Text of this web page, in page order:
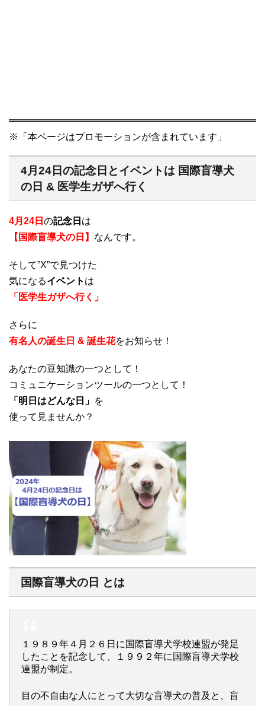
※「本ページはプロモーションが含まれています」
4月24日の記念日とイベントは 国際盲導犬
の日 & 医学生ガザへ行く
4月24日 の記念日 は
【国際盲導犬の日】 なんです。
そして”X”で見つけた
気になるイベント は
「医学生ガザへ行く」
さらに
有名人の誕生日 & 誕生花をお知らせ！
あなたの豆知識の一つとして！
コミュニケーションツールの一つとして！
「明日はどんな日」 を
使って見ませんか？
国際盲導犬の日 とは
１９８９年４月２６日に国際盲導犬学校連盟が発足
したことを記念して、１９９２年に国際盲導犬学校
連盟が制定。
目の不自由な人にとって大切な盲導犬の普及と、盲